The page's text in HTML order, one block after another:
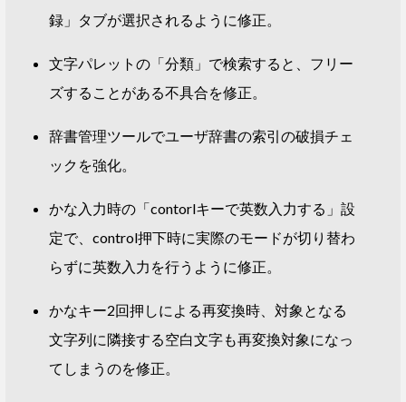
録」タブが選択されるように修正。
文字パレットの「分類」で検索すると、フリー
ズすることがある不具合を修正。
辞書管理ツールでユーザ辞書の索引の破損チェ
ックを強化。
かな入力時の「contorlキーで英数入力する」設
定で、control押下時に実際のモードが切り替わ
らずに英数入力を行うように修正。
かなキー2回押しによる再変換時、対象となる
文字列に隣接する空白文字も再変換対象になっ
てしまうのを修正。